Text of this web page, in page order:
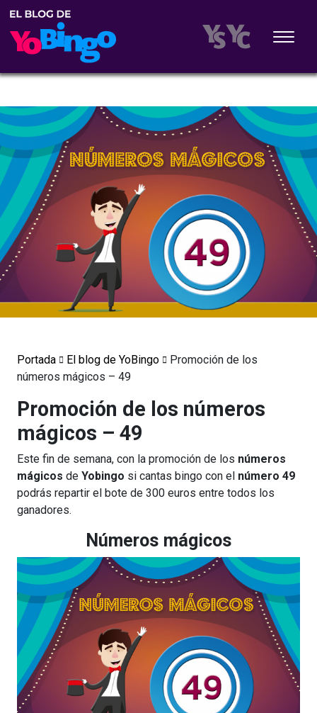
Portada El blog de YoBingo
Promoción de los
números mágicos – 49
Promoción de los números
mágicos – 49
Este fin de semana, con la promoción de los números
mágicos de Yobingo si cantas bingo con el número 49
podrás repartir el bote de 300 euros entre todos los
ganadores.
Números mágicos